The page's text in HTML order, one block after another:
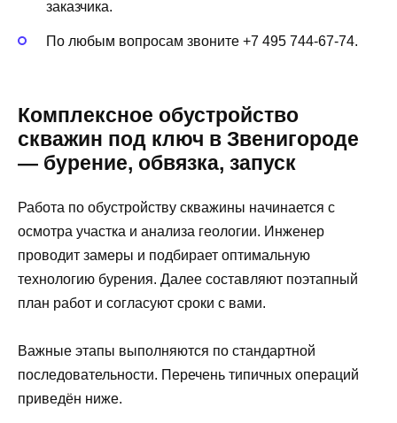
заказчика.
По любым вопросам звоните +7 495 744-67-74.
Комплексное обустройство
скважин под ключ в Звенигороде
— бурение, обвязка, запуск
Работа по обустройству скважины начинается с
осмотра участка и анализа геологии. Инженер
проводит замеры и подбирает оптимальную
технологию бурения. Далее составляют поэтапный
план работ и согласуют сроки с вами.
Важные этапы выполняются по стандартной
последовательности. Перечень типичных операций
приведён ниже.